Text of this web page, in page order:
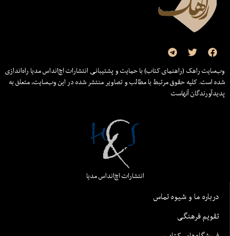
وب‌سایت راهک (راهنمای کتاب) با حمایت و پشتیبانی انتشارات اچ‌اند‌اس مدیا راه‌اندازی
شده است. کلیه حقوق مرتبط با مطالب و تصاویر منتشر شده در این وب‌سایت، متعلق به
پدیدآورندگان آنهاست
انتشارات اچ‌اند‌اس مدیا
درباره ما و شیوه تماس
تقویم فرهنگی